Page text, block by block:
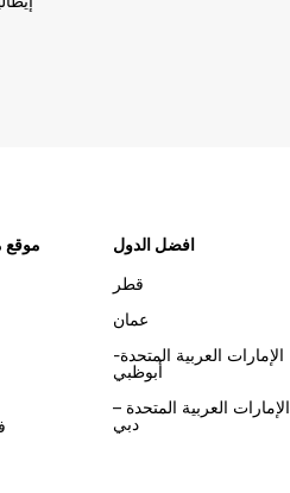
موقع
افضل الدول
قطر
عمان
الإمارات العربية المتحدة-
أبوظبي
الإمارات العربية المتحدة –
دبي